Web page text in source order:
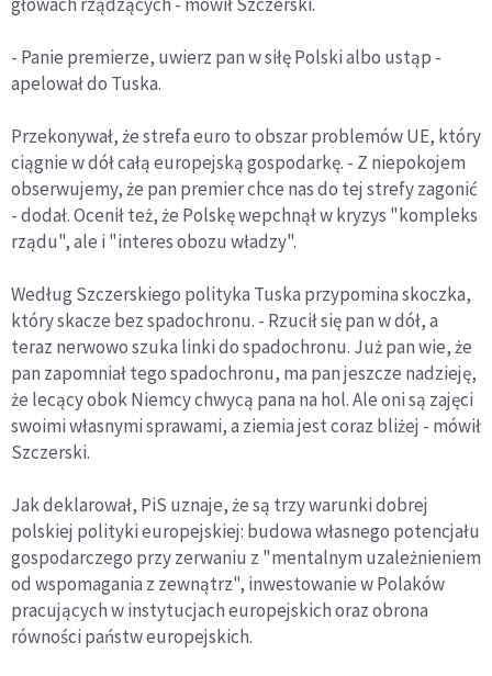
- Panie premierze, uwierz pan w siłę Polski albo ustąp -
apelował do Tuska.
Przekonywał, że strefa euro to obszar problemów UE, który
ciągnie w dół całą europejską gospodarkę. - Z niepokojem
obserwujemy, że pan premier chce nas do tej strefy zagonić
- dodał. Ocenił też, że Polskę wepchnął w kryzys "kompleks
rządu", ale i "interes obozu władzy".
Według Szczerskiego polityka Tuska przypomina skoczka,
który skacze bez spadochronu. - Rzucił się pan w dół, a
teraz nerwowo szuka linki do spadochronu. Już pan wie, że
pan zapomniał tego spadochronu, ma pan jeszcze nadzieję,
że lecący obok Niemcy chwycą pana na hol. Ale oni są zajęci
swoimi własnymi sprawami, a ziemia jest coraz bliżej - mówił
Szczerski.
Jak deklarował, PiS uznaje, że są trzy warunki dobrej
polskiej polityki europejskiej: budowa własnego potencjału
gospodarczego przy zerwaniu z "mentalnym uzależnieniem
od wspomagania z zewnątrz", inwestowanie w Polaków
pracujących w instytucjach europejskich oraz obrona
równości państw europejskich.